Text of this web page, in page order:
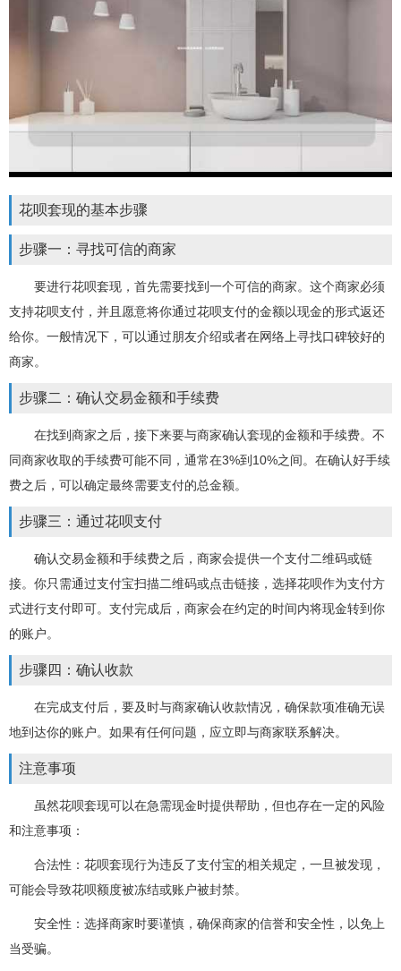
花呗套现的基本步骤
步骤一：寻找可信的商家
要进行花呗套现，首先需要找到一个可信的商家。这个商家必须
支持花呗支付，并且愿意将你通过花呗支付的金额以现金的形式返还
给你。一般情况下，可以通过朋友介绍或者在网络上寻找口碑较好的
商家。
步骤二：确认交易金额和手续费
在找到商家之后，接下来要与商家确认套现的金额和手续费。不
同商家收取的手续费可能不同，通常在3%到10%之间。在确认好手续
费之后，可以确定最终需要支付的总金额。
步骤三：通过花呗支付
确认交易金额和手续费之后，商家会提供一个支付二维码或链
接。你只需通过支付宝扫描二维码或点击链接，选择花呗作为支付方
式进行支付即可。支付完成后，商家会在约定的时间内将现金转到你
的账户。
步骤四：确认收款
在完成支付后，要及时与商家确认收款情况，确保款项准确无误
地到达你的账户。如果有任何问题，应立即与商家联系解决。
注意事项
虽然花呗套现可以在急需现金时提供帮助，但也存在一定的风险
和注意事项：
合法性：花呗套现行为违反了支付宝的相关规定，一旦被发现，
可能会导致花呗额度被冻结或账户被封禁。
安全性：选择商家时要谨慎，确保商家的信誉和安全性，以免上
当受骗。